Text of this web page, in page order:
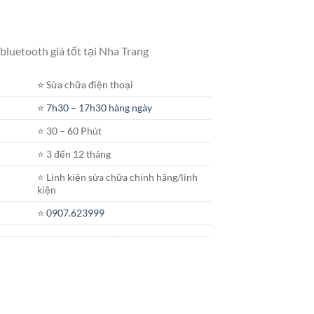
giá tốt tại Nha Trang
⭐️ Sửa chữa điện thoại
⭐️7h30 – 17h30 hàng ngày
⭐️ 30 – 60 Phút
⭐️ 3 đến 12 tháng
⭐️ Linh kiện sửa chữa chính hãng/linh
kiện
⭐️0907.623999